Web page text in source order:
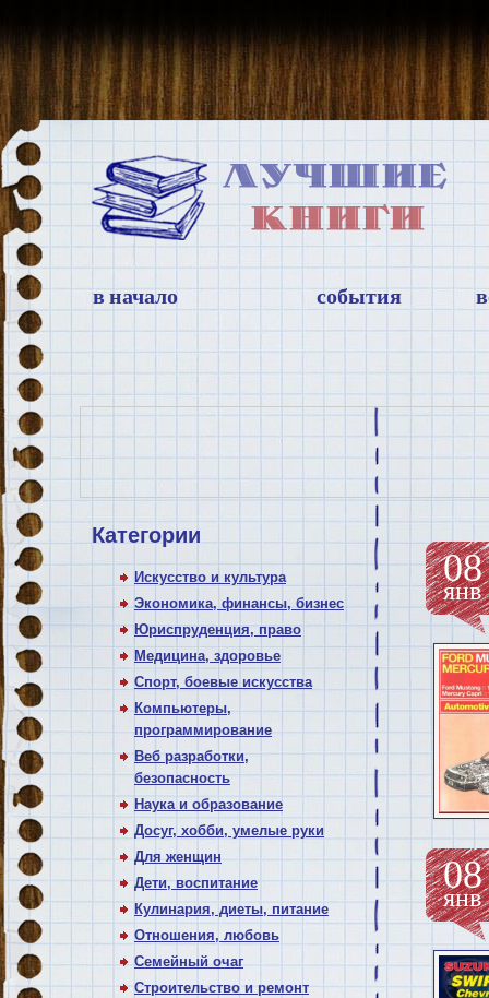
в начало события
Категории
Искусство и культура
Экономика, финансы, бизнес
Юриспруденция, право
Медицина, здоровье
Спорт, боевые искусства
Компьютеры,
программирование
Веб разработки,
безопасность
Наука и образование
Досуг, хобби, умелые руки
Для женщин
Дети, воспитание
Кулинария, диеты, питание
Отношения, любовь
Семейный очаг
Строительство и ремонт
08
янв
08
янв